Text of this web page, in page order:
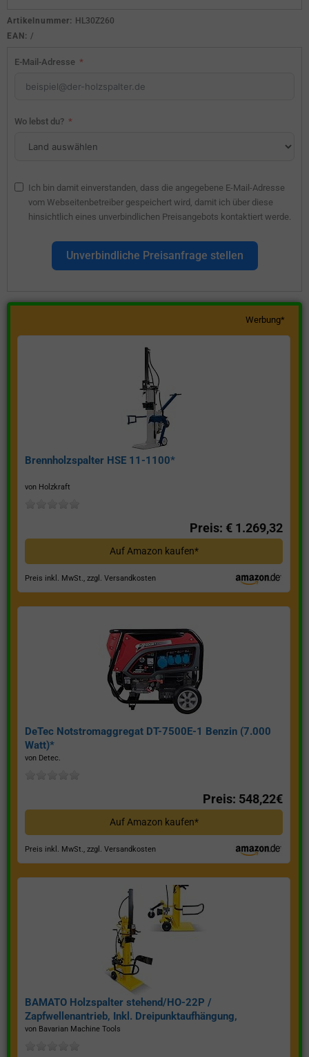
Artikelnummer: HL30Z260
EAN: /
E-Mail-Adresse
Wo lebst du?
Ich bin damit einverstanden, dass die angegebene E-Mail-Adresse
vom Webseitenbetreiber gespeichert wird, damit ich über diese
hinsichtlich eines unverbindlichen Preisangebots kontaktiert werde.
Unverbindliche Preisanfrage stellen
Werbung*
Brennholzspalter HSE 11-1100*
von Holzkraft
Preis: € 1.269,32
Auf Amazon kaufen*
Preis inkl. MwSt., zzgl. Versandkosten
DeTec Notstromaggregat DT-7500E-1 Benzin (7.000
Watt)*
von Detec.
Preis: 548,22€
Auf Amazon kaufen*
Preis inkl. MwSt., zzgl. Versandkosten
BAMATO Holzspalter stehend/HO-22P /
Zapfwellenantrieb, Inkl. Dreipunktaufhängung,
Spaltkraft 22 Tonnen*
von Bavarian Machine Tools